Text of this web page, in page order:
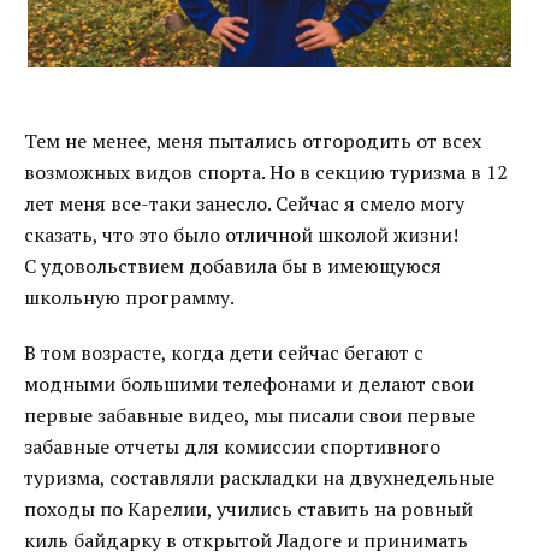
Тем не менее, меня пытались отгородить от всех
возможных видов спорта. Но в секцию туризма в 12
лет меня все-таки занесло. Сейчас я смело могу
сказать, что это было отличной школой жизни!
С удовольствием добавила бы в имеющуюся
школьную программу.
В том возрасте, когда дети сейчас бегают с
модными большими телефонами и делают свои
первые забавные видео, мы писали свои первые
забавные отчеты для комиссии спортивного
туризма, составляли раскладки на двухнедельные
походы по Карелии, учились ставить на ровный
киль байдарку в открытой Ладоге и принимать